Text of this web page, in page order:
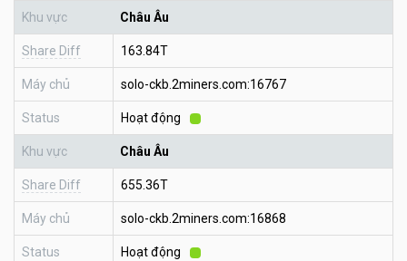
Khu vực Châu Âu
Share Diff 163.84T
Máy chủ solo-ckb.2miners.com:16767
Status Hoạt động
Khu vực Châu Âu
Share Diff 655.36T
Máy chủ solo-ckb.2miners.com:16868
Status Hoạt động